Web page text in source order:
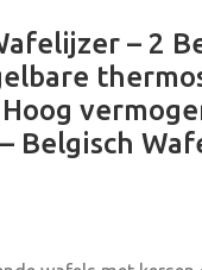
– 2
Belgisch